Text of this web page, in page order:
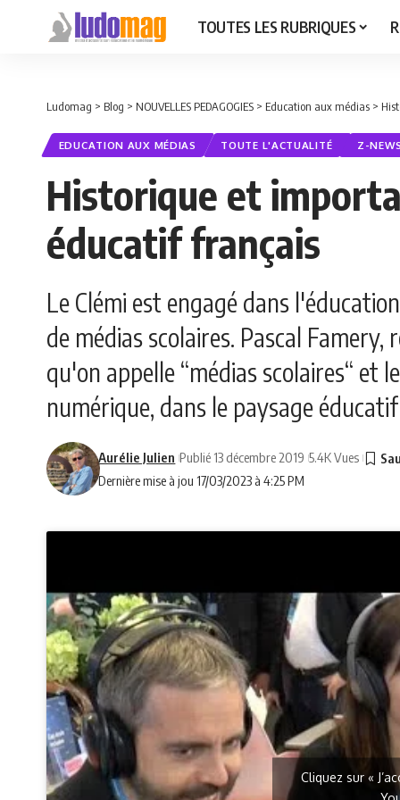
TOUTES LES RUBRIQUES
Ludomag > Blog > NOUVELLES PEDAGOGIES > Education aux médias >
EDUCATION AUX MÉDIAS TOUTE L'ACTUALITÉ Z-
Historique et
éducatif français
Le Clémi est engagé dans
de médias scolaires. Pascal
qu'on appelle “médias scolaires“
numérique, dans le paysage
Dernière mise à jou 17/03/2023 à 4:25 PM
Aurélie Julien Publié 13 décembre 2019 5.4K Vues
Cliquez sur «